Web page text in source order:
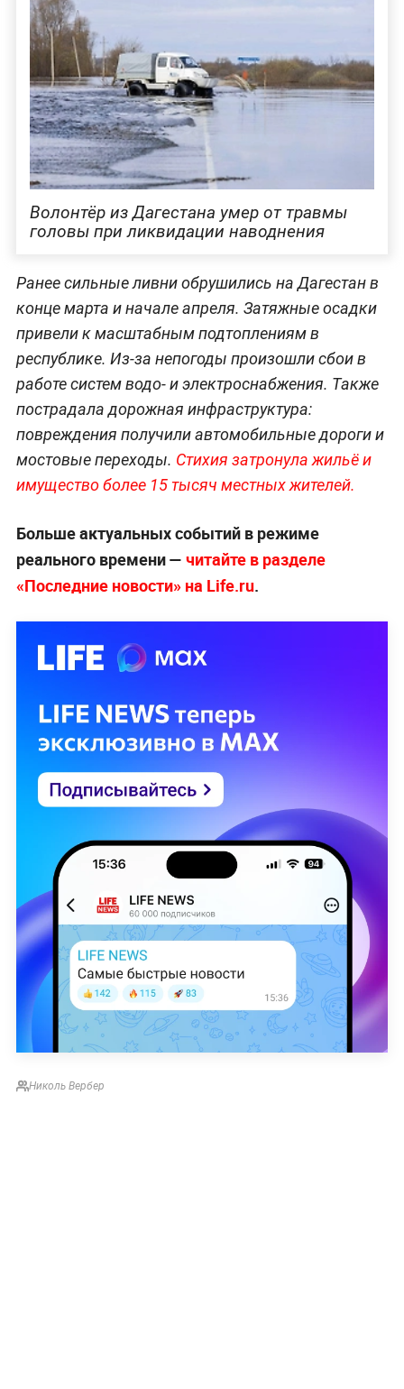
Волонтёр из Дагестана умер от травмы
головы при ликвидации наводнения
Ранее сильные ливни обрушились на Дагестан в
конце марта и начале апреля. Затяжные осадки
привели к масштабным подтоплениям в
республике. Из-за непогоды произошли сбои в
работе систем водо- и электроснабжения. Также
пострадала дорожная инфраструктура:
повреждения получили автомобильные дороги и
мостовые переходы. Стихия затронула жильё и
имущество более 15 тысяч местных жителей.
Больше актуальных событий в режиме
реального времени — читайте в разделе
«Последние новости» на Life.ru.
Николь Вербер